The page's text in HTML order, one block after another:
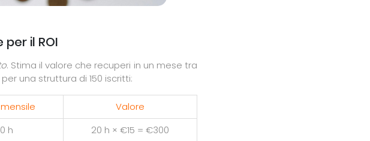
il ROI
. Stima il valore che recuperi in un mese tra
una struttura di 150 iscritti:
Valore
h
20 h × €15 = €300